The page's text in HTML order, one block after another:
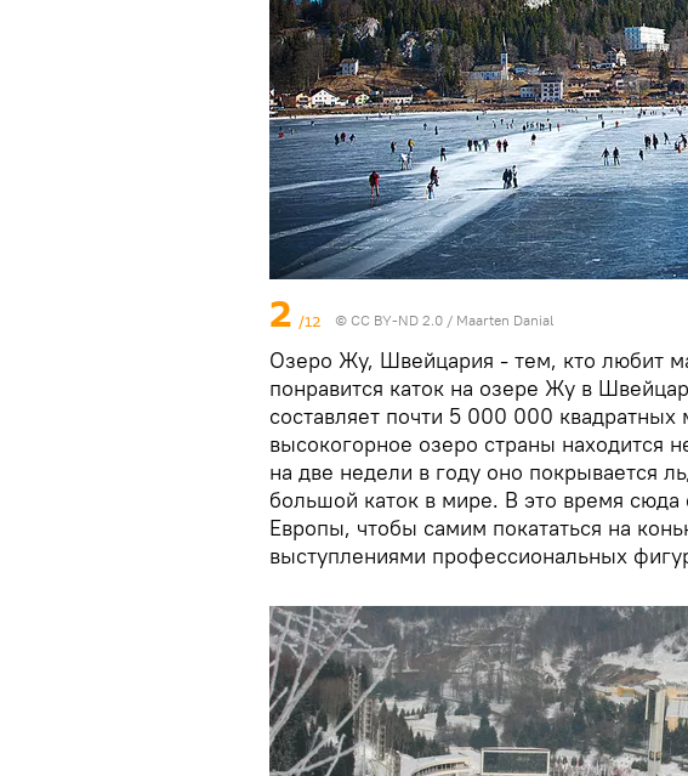
2 /12 © CC BY-ND 2.0 / Maarten Danial
Озеро Жу, Швейцария - тем, кто любит
понравится каток на озере Жу в
составляет почти 5 000 000 квадратных
высокогорное озеро страны находится
на две недели в году оно покрывается
большой каток в мире. В это время сюда
Европы, чтобы самим покататься на
выступлениями профессиональных